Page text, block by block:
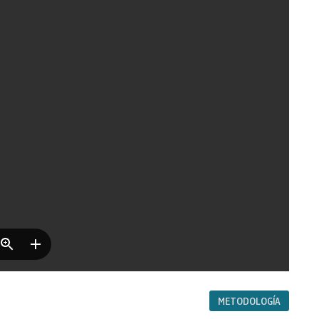
METODOLOGÍA